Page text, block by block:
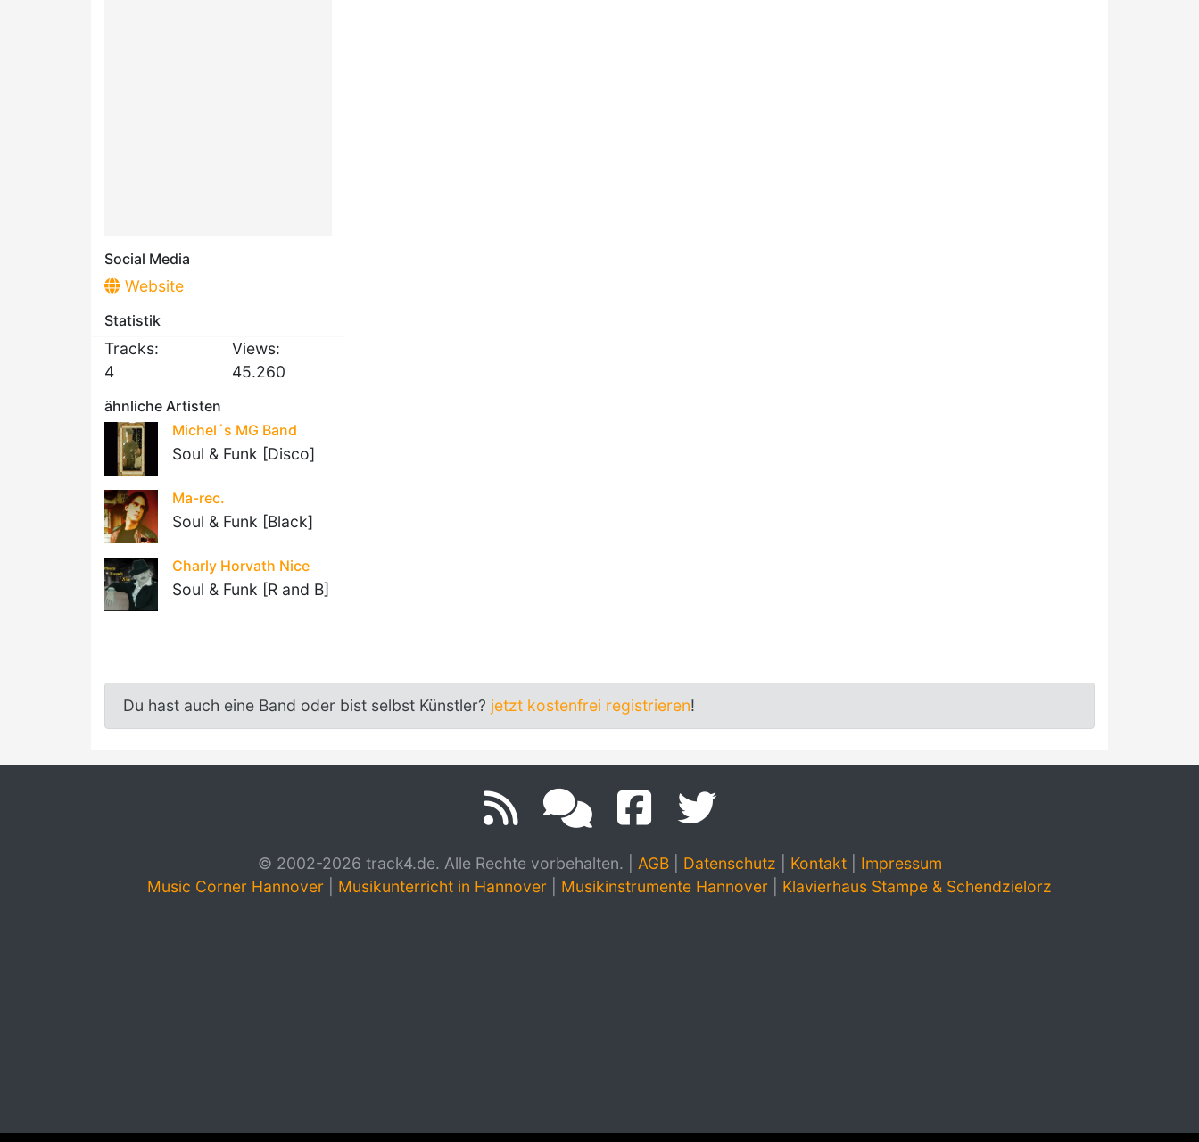
Social Media
Website
Statistik
Tracks:
4
Views:
45.260
ähnliche Artisten
Michel´s MG Band
Soul & Funk [Disco]
Ma-rec.
Soul & Funk [Black]
Charly Horvath Nice
Soul & Funk [R and B]
Du hast auch eine Band oder bist selbst Künstler? jetzt kostenfrei registrieren!
© 2002-2026 track4.de. Alle Rechte vorbehalten. AGB| Datenschutz Kontakt| Impressum
Music Corner Hannover
Musikunterricht in Hannover Musikinstrumente Hannover Klavierhaus Stampe & Schendzielorz